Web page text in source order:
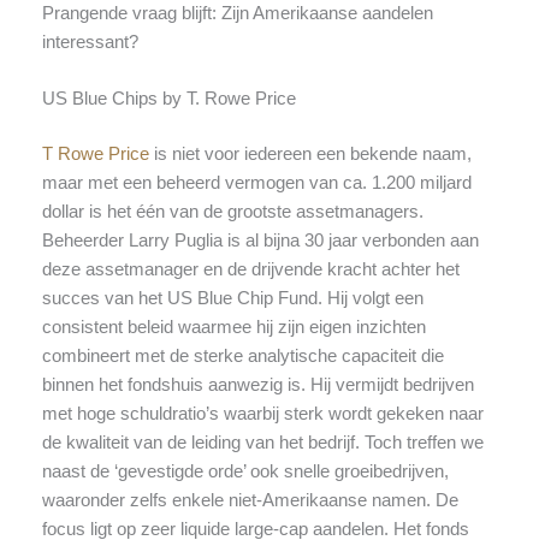
Prangende vraag blijft: Zijn Amerikaanse aandelen
interessant?
US Blue Chips by T. Rowe Price
T Rowe Priceis niet voor iedereen een bekende naam,
maar met een beheerd vermogen van ca. 1.200 miljard
dollar is het één van de grootste assetmanagers.
Beheerder Larry Puglia is al bijna 30 jaar verbonden aan
deze assetmanager en de drijvende kracht achter het
succes van het US Blue Chip Fund. Hij volgt een
consistent beleid waarmee hij zijn eigen inzichten
combineert met de sterke analytische capaciteit die
binnen het fondshuis aanwezig is. Hij vermijdt bedrijven
met hoge schuldratio’s waarbij sterk wordt gekeken naar
de kwaliteit van de leiding van het bedrijf. Toch treffen we
naast de ‘gevestigde orde’ ook snelle groeibedrijven,
waaronder zelfs enkele niet-Amerikaanse namen. De
focus ligt op zeer liquide large-cap aandelen. Het fonds